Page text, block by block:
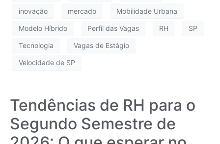
inovação mercado Mobilidade Urbana
Modelo Híbrido Perfil das Vagas RH SP
Tecnologia Vagas de Estágio
Velocidade de SP
Tendências de RH para o
Segundo Semestre de